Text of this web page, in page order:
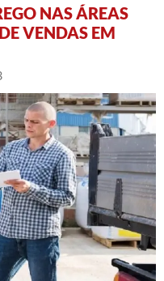
NAS ÁREAS
VENDAS EM